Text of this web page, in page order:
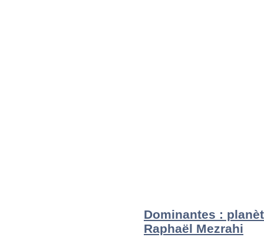
Dominantes :
Raphaël Mezrahi